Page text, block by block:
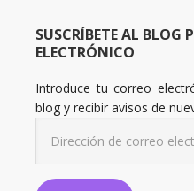
SUSCRÍBETE AL BLOG
ELECTRÓNICO
Introduce tu correo
blog y recibir avisos de
correo
electrónico